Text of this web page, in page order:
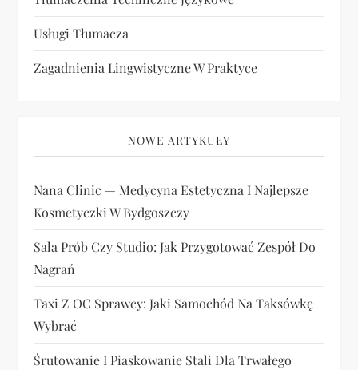
Usługi Tłumacza
Zagadnienia Lingwistyczne W Praktyce
NOWE ARTYKUŁY
Nana Clinic — Medycyna Estetyczna I Najlepsze
Kosmetyczki W Bydgoszczy
Sala Prób Czy Studio: Jak Przygotować Zespół Do
Nagrań
Taxi Z OC Sprawcy: Jaki Samochód Na Taksówkę
Wybrać
Śrutowanie I Piaskowanie Stali Dla Trwałego